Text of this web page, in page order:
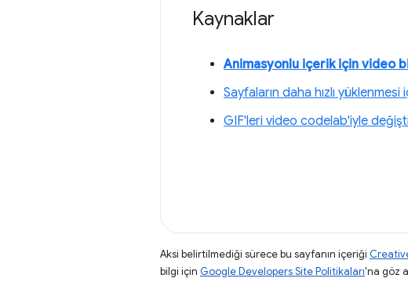
Kaynaklar
Animasyonlu içerik için video
Sayfaların daha hızlı
GIF'leri video codelab'iyle
Aksi belirtilmediği sürece bu sayfanın içeriği
bilgi için Google Developers Site Politikaları'na göz